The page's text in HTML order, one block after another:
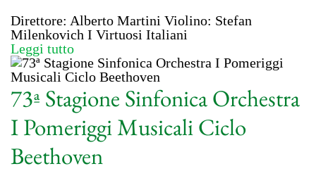
Direttore: Alberto Martini Violino: Stefan
Milenkovich I Virtuosi Italiani
Leggi tutto
73ª Stagione Sinfonica Orchestra
I Pomeriggi Musicali Ciclo
Beethoven